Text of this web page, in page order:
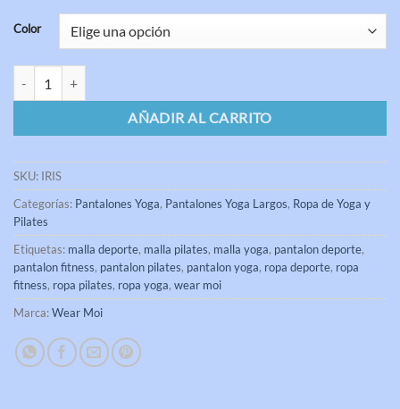
Color
AÑADIR AL CARRITO
SKU: IRIS
Categorías: Pantalones Yoga, Pantalones Yoga Largos, Ropa de Yoga y
Pilates
Etiquetas: malla deporte, malla pilates, malla yoga, pantalon deporte,
pantalon fitness, pantalon pilates, pantalon yoga, ropa deporte, ropa
fitness, ropa pilates, ropa yoga, wear moi
Marca:Wear Moi